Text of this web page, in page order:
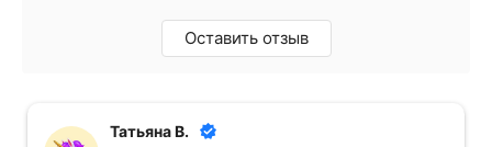
Оставить отзыв
Татьяна В.